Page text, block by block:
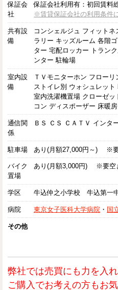
保証会
社
保証会社利用有：初回賃料
※賃貸保証会社の利用条件
共有設
備
コンシェルジュ フィット
ラリー キッズルーム 各階
ター 宅配ロッカー トラン
ンター 駐輪場
室内設
備
ＴＶモニターホン フロー
ストイレ別 ウォシュレッ
室内洗濯機置場 クローゼ
コン ディスポーザー 床暖
通信関
係
ＢＳ ＣＳ ＣＡＴＶ インタ
駐車場 あり(月額27,000円～) ※
バイク
置場
あり(月額3,000円) ※要空
学区 牛込仲之小学校 牛込第一
病院 東京女子医科大学病院 ・ 国
その他
弊社では売買にも力を入
ご購入でお考えの方もお